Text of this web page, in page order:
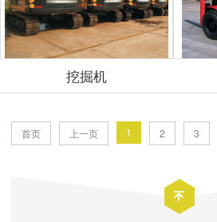
挖掘机
首页 上一页 1 2 3